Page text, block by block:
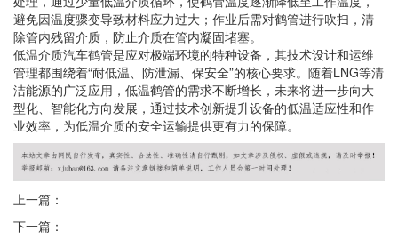
避免因温度骤变导致材料应力过大；作业后需对鹤管进行吹扫，清
除管内残留介质，防止介质在管内凝固堵塞。
低温介质汽车鹤管是应对极端环境的特种设备，其技术设计和运维
管理都围绕着“耐低温、防泄漏、保安全”的核心要求。随着LNG等清
洁能源的广泛应用，低温鹤管的需求不断增长，未来将进一步向大
型化、智能化方向发展，通过技术创新提升设备的低温适应性和作
业效率，为低温介质的安全运输提供更有力的保障。
上一篇：
下一篇：